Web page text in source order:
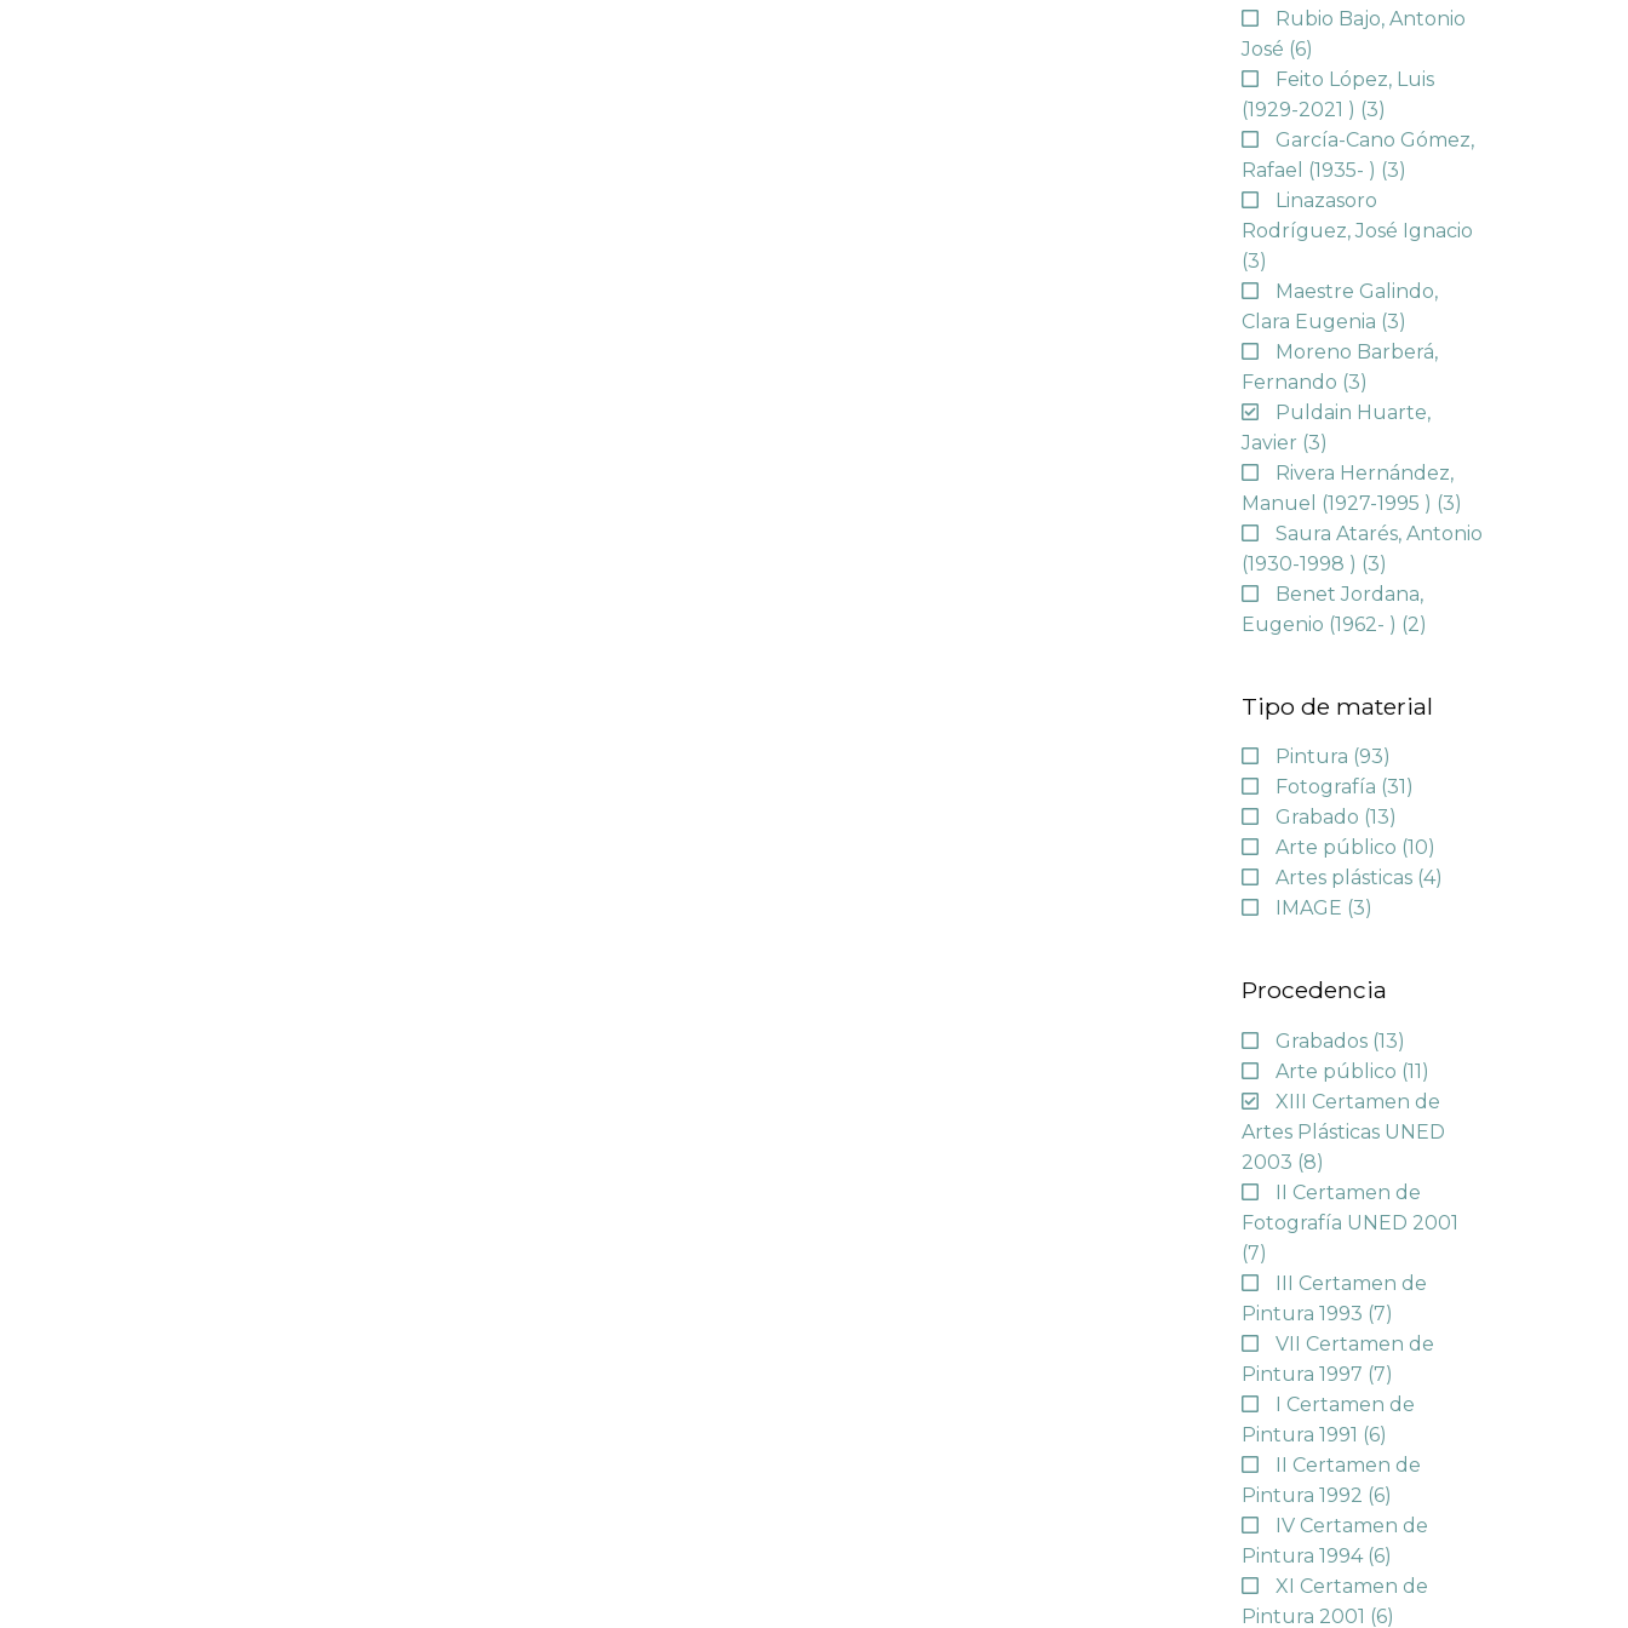
Rubio Bajo, Antonio
José (6)
Feito López, Luis
(1929-2021 ) (3)
García-Cano Gómez,
Rafael (1935- ) (3)
Linazasoro
Rodríguez, José Ignacio
(3)
Maestre Galindo,
Clara Eugenia (3)
Moreno Barberá,
Fernando (3)
Puldain Huarte,
Javier (3)
Rivera Hernández,
Manuel (1927-1995 ) (3)
Saura Atarés, Antonio
(1930-1998 ) (3)
Benet Jordana,
Eugenio (1962- ) (2)
Tipo de material
Pintura (93)
Fotografía (31)
Grabado (13)
Arte público (10)
Artes plásticas (4)
IMAGE (3)
Procedencia
Grabados (13)
Arte público (11)
XIII Certamen de
Artes Plásticas UNED
2003 (8)
II Certamen de
Fotografía UNED 2001
(7)
III Certamen de
Pintura 1993 (7)
VII Certamen de
Pintura 1997 (7)
I Certamen de
Pintura 1991 (6)
II Certamen de
Pintura 1992 (6)
IV Certamen de
Pintura 1994 (6)
XI Certamen de
Pintura 2001 (6)